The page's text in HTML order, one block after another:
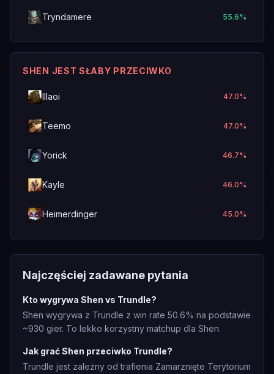
Tryndamere 55.6%
SHEN JEST SŁABY PRZECIWKO
Illaoi 47.0%
Teemo 47.0%
Yorick 46.7%
Kayle 46.0%
Heimerdinger 45.0%
Najczęściej zadawane pytania
Kto wygrywa Shen vs Trundle?
Shen wygrywa z Trundle z win rate 50.6% na podstawie
~930 gier. To lekko korzystny matchup dla Shen.
Jak grać Shen przeciwko Trundle?
Trundle jest zależny od trafienia Zamarznięte Terytorium